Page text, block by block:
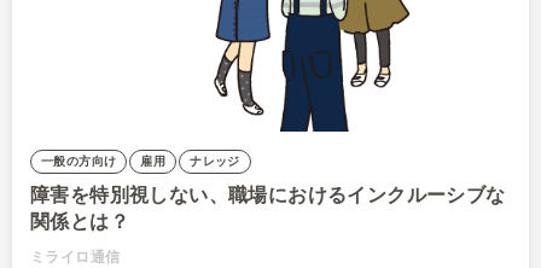
一般の方向け 雇用 ナレッジ
障害を特別視しない、職場におけるインクルーシブな
関係とは？
ミライロ通信